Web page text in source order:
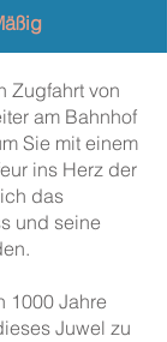
Zugfahrt von
am Bahnhof
Sie mit einem
ins Herz der
das
und seine
1000 Jahre
Juwel zu